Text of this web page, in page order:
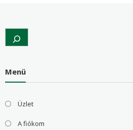
Search
Menü
Üzlet
A fiókom